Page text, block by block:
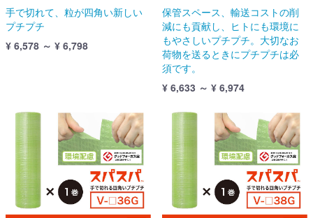
手で切れて、粒が四角い新しい
プチプチ
¥ 6,578 ～ ¥ 6,798
保管スペース、輸送コストの削
減にも貢献し、ヒトにも環境に
もやさしいプチプチ。大切なお
荷物を送るときにプチプチは必
須です。
¥ 6,633 ～ ¥ 6,974